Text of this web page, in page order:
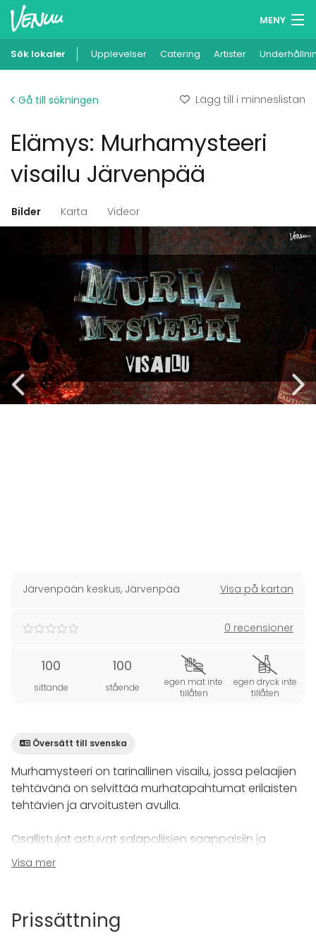
MENY
Minneslista
Lägg till din lokal
Sök lokaler Upplevelser Catering Artister
Gå till sökningen Lägg till i minneslistan
Elämys: Murhamysteeri
visailu Järvenpää
Bilder Karta Videor
Järvenpään keskus, Järvenpää Visa på kartan
0 recensioner
100
sittande
100
stående
egen mat inte
tillåten
egen dryck inte
tillåten
Översätt till svenska
Murhamysteeri on tarinallinen visailu, jossa pelaajien
tehtävänä on selvittää murhatapahtumat erilaisten
tehtävien ja arvoitusten avulla.
Osallistujat astuvat salapoliisien saappaisiin ja
panevat päät yhteen ratkaistakseen salaperäisen
murhamysteerin.
tehtäviä ja arvoituksia, jotka vaativat pelaajilta
Visa mer
Prissättning